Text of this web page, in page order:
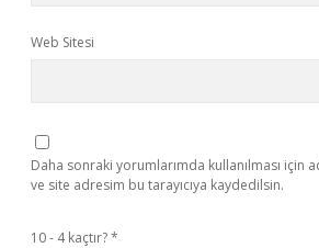
Web Sitesi
Daha sonraki yorumlarımda kullanılması için
ve site adresim bu tarayıcıya kaydedilsin.
10 - 4 kaçtır?*